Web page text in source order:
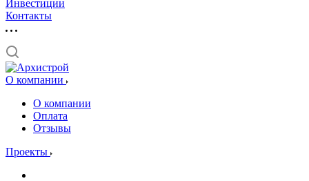
Инвестиции
Контакты
О компании
О компании
Оплата
Отзывы
Проекты